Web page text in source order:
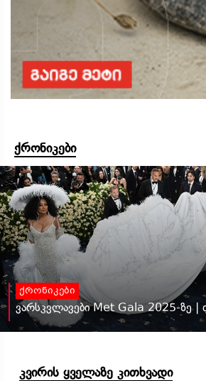
ქრონიკები
ქრონიკები
ვარსკვლავები Met Gala 2025-ზე |
კვირის ყველაზე კითხვადი